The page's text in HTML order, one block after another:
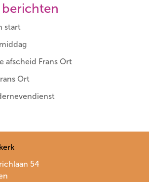
start
afscheid Frans Ort
Ort
54